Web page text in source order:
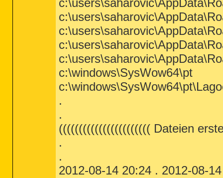
c:\windows\SysWow64\pt
.
.
((((((((((((((((((((((( Dateien
.
.
2012-08-14 20:24 . 2012-08-